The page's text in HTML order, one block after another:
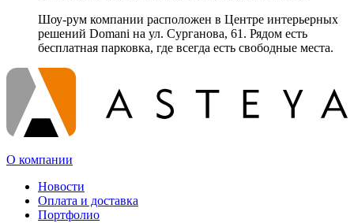
Шоу-рум компании расположен в Центре интерьерных
решений Domani на ул. Сурганова, 61. Рядом есть
бесплатная парковка, где всегда есть свободные места.
О компании
Новости
Оплата и доставка
Портфолио